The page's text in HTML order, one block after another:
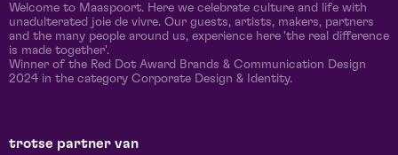
Welcome to Maaspoort. Here we celebrate culture and life with
unadulterated joie de vivre. Our guests, artists, makers, partners
and the many people around us, experience here 'the real difference
is made together'.
Winner of the Red Dot Award Brands & Communication Design
2024 in the category Corporate Design & Identity.
trotse partner van